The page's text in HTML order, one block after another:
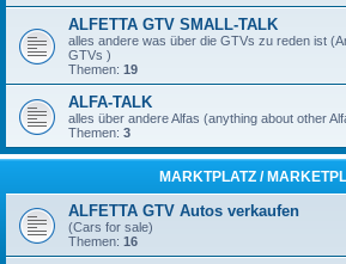
ALFETTA GTV SMALL-TALK
alles andere was über die GTVs zu reden ist
GTVs )
Themen: 19
ALFA-TALK
alles über andere Alfas (anything about other
Themen: 3
MARKTPLATZ /
ALFETTA GTV Autos verkaufen
(Cars for sale)
Themen: 16